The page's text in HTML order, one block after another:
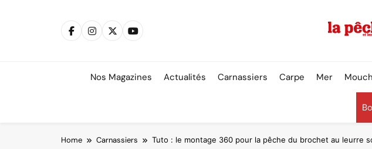
Nos Magazines Actualités Carnassiers Carpe Mer
Home Carnassiers Tuto : le montage 360 pour la pêche du brochet au leurre